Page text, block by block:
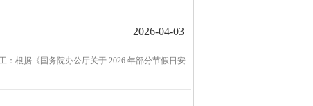
2026-04-03
：根据《国务院办公厅关于 2026 年部分节假日安